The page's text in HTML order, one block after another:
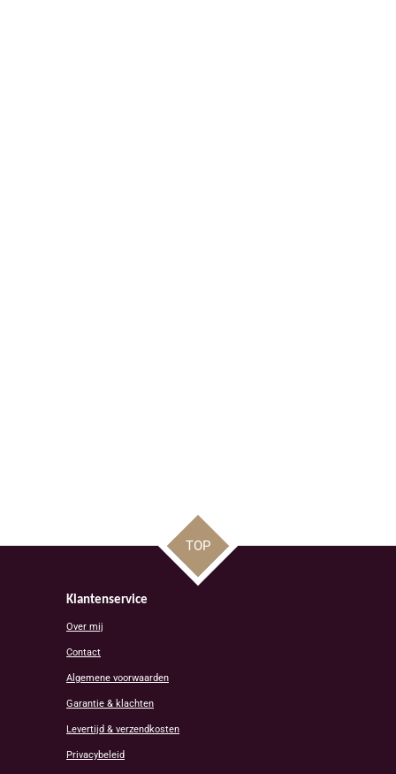
TOP
Klantenservice
Over mij
Contact
Algemene voorwaarden
Garantie & klachten
Levertijd & verzendkosten
Privacybeleid